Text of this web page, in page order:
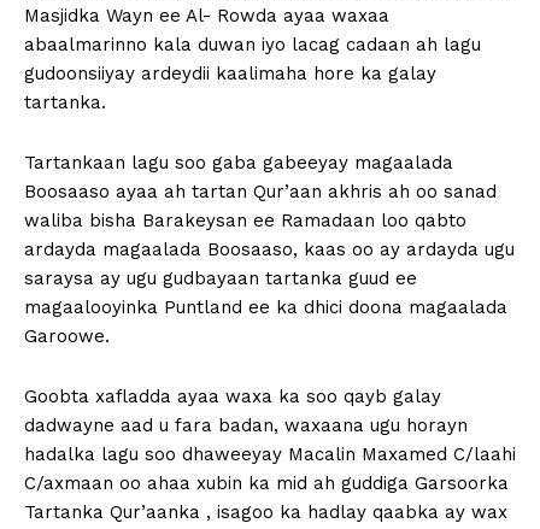
Masjidka Wayn ee Al- Rowda ayaa waxaa
abaalmarinno kala duwan iyo lacag cadaan ah lagu
gudoonsiiyay ardeydii kaalimaha hore ka galay
tartanka.
Tartankaan lagu soo gaba gabeeyay magaalada
Boosaaso ayaa ah tartan Qur’aan akhris ah oo sanad
waliba bisha Barakeysan ee Ramadaan loo qabto
ardayda magaalada Boosaaso, kaas oo ay ardayda ugu
saraysa ay ugu gudbayaan tartanka guud ee
magaalooyinka Puntland ee ka dhici doona magaalada
Garoowe.
Goobta xafladda ayaa waxa ka soo qayb galay
dadwayne aad u fara badan, waxaana ugu horayn
hadalka lagu soo dhaweeyay Macalin Maxamed C/laahi
C/axmaan oo ahaa xubin ka mid ah guddiga Garsoorka
Tartanka Qur’aanka , isagoo ka hadlay qaabka ay wax